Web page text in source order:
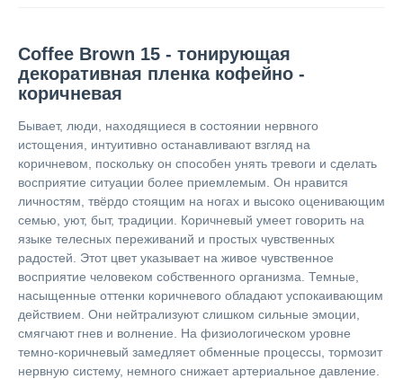
Coffee Brown 15 - тонирующая
декоративная пленка кофейно -
коричневая
Бывает, люди, находящиеся в состоянии нервного
истощения, интуитивно останавливают взгляд на
коричневом, поскольку он способен унять тревоги и сделать
восприятие ситуации более приемлемым. Он нравится
личностям, твёрдо стоящим на ногах и высоко оценивающим
семью, уют, быт, традиции. Коричневый умеет говорить на
языке телесных переживаний и простых чувственных
радостей. Этот цвет указывает на живое чувственное
восприятие человеком собственного организма. Темные,
насыщенные оттенки коричневого обладают успокаивающим
действием. Они нейтрализуют слишком сильные эмоции,
смягчают гнев и волнение. На физиологическом уровне
темно-коричневый замедляет обменные процессы, тормозит
нервную систему, немного снижает артериальное давление.